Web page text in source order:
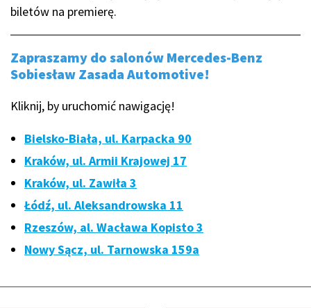
biletów na premierę.
Zapraszamy do salonów Mercedes-Benz
Sobiesław Zasada Automotive!
Kliknij, by uruchomić nawigację!
Bielsko-Biała, ul. Karpacka 90
Kraków, ul. Armii Krajowej 17
Kraków, ul. Zawiła 3
Łódź, ul. Aleksandrowska 11
Rzeszów, al. Wacława Kopisto 3
Nowy Sącz, ul. Tarnowska 159a